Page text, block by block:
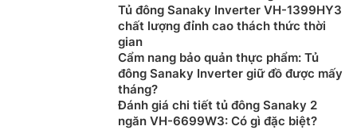
Tủ đông Sanaky Inverter VH-1399HY3
chất lượng đỉnh cao thách thức thời
gian
Cẩm nang bảo quản thực phẩm: Tủ
đông Sanaky Inverter giữ đồ được mấy
tháng?
Đánh giá chi tiết tủ đông Sanaky 2
ngăn VH-6699W3: Có gì đặc biệt?